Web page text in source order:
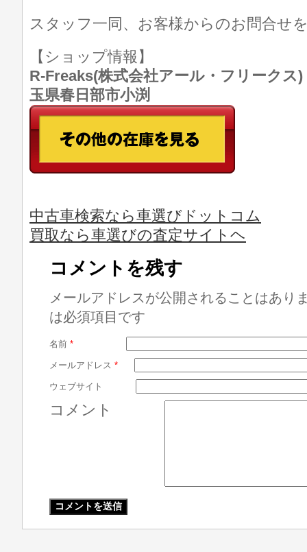
スタッフ一同、お客様からのお問合せ
【ショップ情報】
R-Freaks(株式会社アール・フリーク
玉県春日部市小渕
中古車検索なら車選びドットコム
買取なら車選びの査定サイトヘ
コメントを残す
メールアドレスが公開されることはあり
は必須項目です
名前 *
メールアドレス *
ウェブサイト
コメント